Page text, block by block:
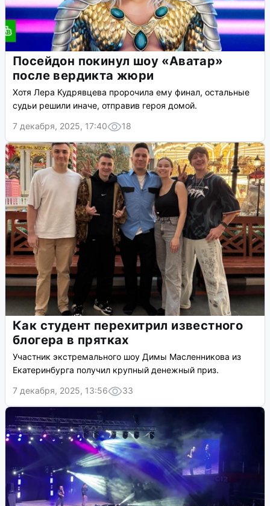
Посейдон покинул шоу «Аватар»
после вердикта жюри
Хотя Лера Кудрявцева пророчила ему финал, остальные
судьи решили иначе, отправив героя домой.
7 декабря, 2025, 17:40
18
Как студент перехитрил известного
блогера в прятках
Участник экстремального шоу Димы Масленникова из
Екатеринбурга получил крупный денежный приз.
7 декабря, 2025, 13:56
33